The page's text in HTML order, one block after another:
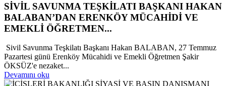
SİVİL SAVUNMA TEŞKİLATI BAŞKANI HAKAN
BALABAN’DAN ERENKÖY MÜCAHİDİ VE
EMEKLİ ÖĞRETMEN...
Sivil Savunma Teşkilatı Başkanı Hakan BALABAN, 27 Temmuz
Pazartesi günü Erenköy Mücahidi ve Emekli Öğretmen Şakir
ÖKSÜZ'e nezaket...
Devamını oku